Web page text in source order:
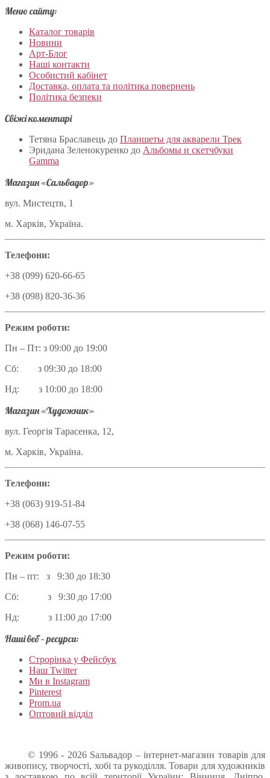
Меню сайту:
Каталог товарів
Новини
Арт-Блог
Наші контакти
Особистий кабінет
Доставка, оплата та політика повернень
Політика безпеки
Свіжі коментарі
Тетяна Браславець до Планшеты для акварели Трек
Эридана Зеленокуренко до Альбомы и скетчбуки
Gamma
Магазин «Сальвадор»
вул. Мистецтв, 1
м. Харків, Україна.
Телефони:
+38 (099) 620-66-65
+38 (098) 820-36-36
Режим роботи:
Пн – Пт: з 09:00 до 19:00
Сб: з 09:30 до 18:00
Нд: з 10:00 до 18:00
Магазин «Художник»
вул. Георгія Тарасенка, 12,
м. Харків, Україна.
Телефони:
+38 (063) 919-51-84
+38 (068) 146-07-55
Режим роботи:
Пн – пт: з 9:30 до 18:30
Сб: з 9:30 до 17:00
Нд: з 11:00 до 17:00
Наші веб – ресурси:
Строрінка у Фейсбук
Наш Twitter
Ми в Instagram
Pinterest
Prom.ua
Оптовий відділ
© 1996 - 2026 Sальвадор – інтернет-магазин товарів для
живопису, творчості, хобі та рукоділля. Товари для художників